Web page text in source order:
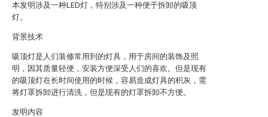
本发明涉及一种LED灯，特别涉及一种便于拆卸的吸顶
灯。
背景技术
吸顶灯是人们装修常用到的灯具，用于房间的装饰及照
明，因其质量轻便，安装方便深受人们的喜欢。但是现有
的吸顶灯在长时间使用的时候，容易造成灯具的积灰，需
将灯罩拆卸进行清洗，但是现有的灯罩拆卸不方便。
发明内容